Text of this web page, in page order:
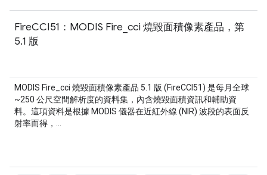
FireCCI51：MODIS Fire_cci 燒毀面積像素產品，第
5.1 版
MODIS Fire_cci 燒毀面積像素產品 5.1 版 (FireCCI51) 是每月全球
~250 公尺空間解析度的資料集，內含燒毀面積資訊和輔助資
料。這項資料是根據 MODIS 儀器在近紅外線 (NIR) 波段的表面反
射率而得，…